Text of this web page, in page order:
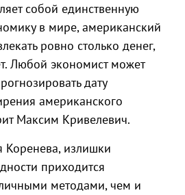
собой единственную
в мире, американский
ровно столько денег,
Любой экономист может
дату
американского
Максим Кривелевич.
Коренева, излишки
приходится
методами, чем и